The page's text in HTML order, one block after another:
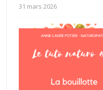
31 mars 2026